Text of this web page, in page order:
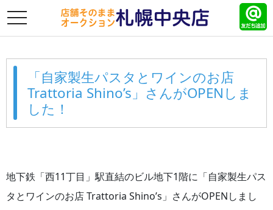
toggle
「自家製生パスタとワインのお店
Trattoria Shino’s」さんがOPENしま
した！
地下鉄「西11丁目」駅直結のビル地下1階に「自家製生パス
タとワインのお店 Trattoria Shino’s」さんがOPENしまし